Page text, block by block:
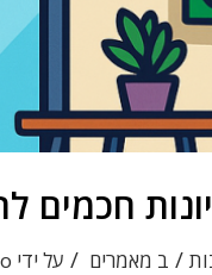
/ ב מאמרים / על ידי